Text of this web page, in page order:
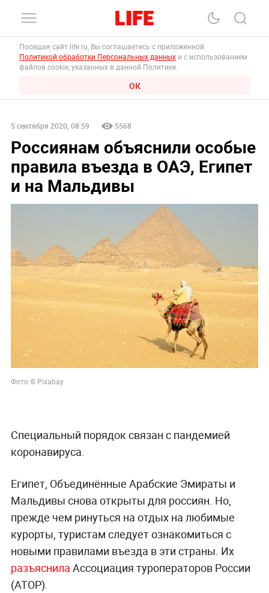
Посещая сайт life.ru, Вы соглашаетесь с приложенной
Политикой обработки Персональных данных и с использованием
файлов cookie, указанных в данной Политике.
ОК
5 сентября 2020, 08:59 5568
Россиянам объяснили особые
правила въезда в ОАЭ, Египет
и на Мальдивы
Фото © Pixabay
Специальный порядок связан с пандемией
коронавируса.
Египет, Объединённые Арабские Эмираты и
Мальдивы снова открыты для россиян. Но,
прежде чем ринуться на отдых на любимые
курорты, туристам следует ознакомиться с
новыми правилами въезда в эти страны. Их
разъяснила Ассоциация туроператоров России
(АТОР).